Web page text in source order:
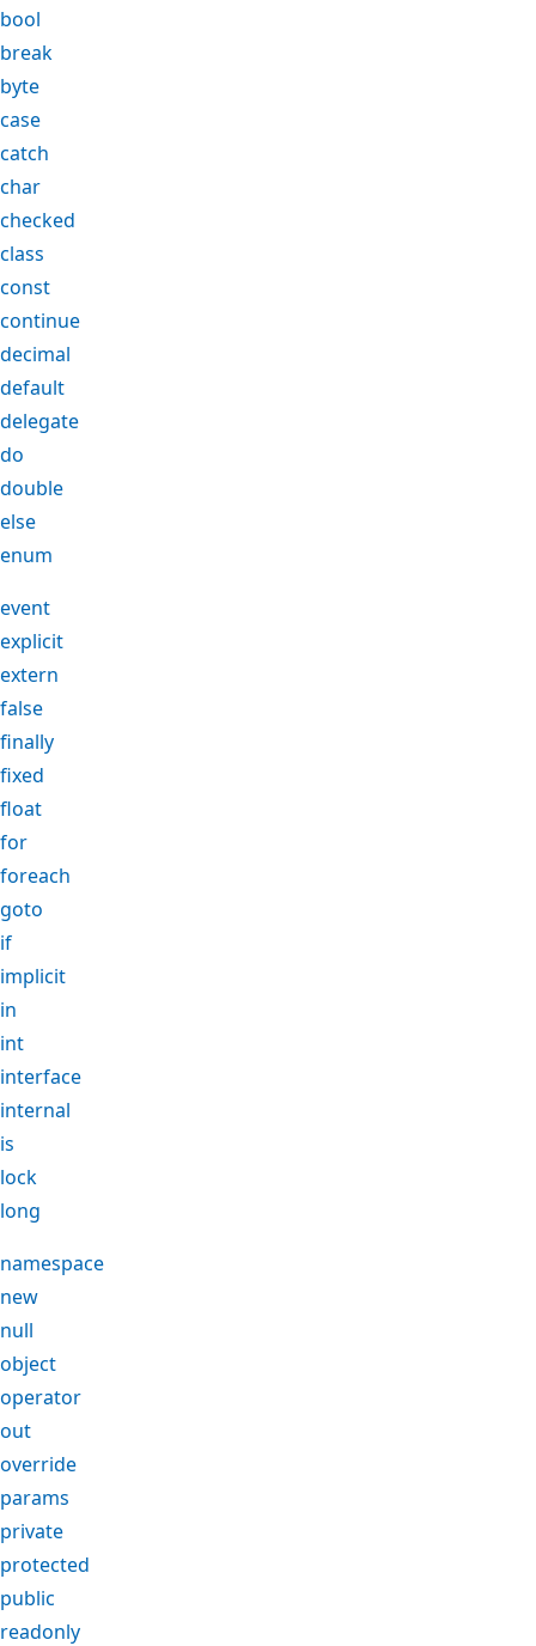
bool
break
byte
case
catch
char
checked
class
const
continue
decimal
default
delegate
do
double
else
enum
event
explicit
extern
false
finally
fixed
float
for
foreach
goto
if
implicit
in
int
interface
internal
is
lock
long
namespace
new
null
object
operator
out
override
params
private
protected
public
readonly